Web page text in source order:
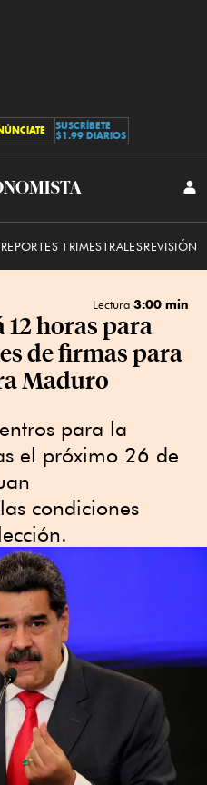
SUSCRÍBETE
$1.99 DIARIOS
El
REPORTES TRIMESTRALESREVISIÓN
Lectura 3:00 min
horas para
de firmas para
Maduro
para la
el próximo 26 de
condiciones